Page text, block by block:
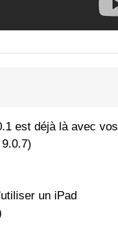
est déjà là avec vos
un iPad